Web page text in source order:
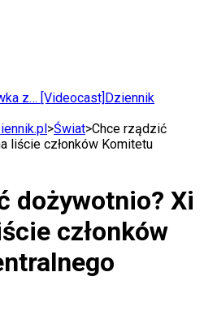
z… [Videocast] Dziennik
>Świat>Chce rządzić
liście członków Komitetu
dożywotnio? Xi
członków